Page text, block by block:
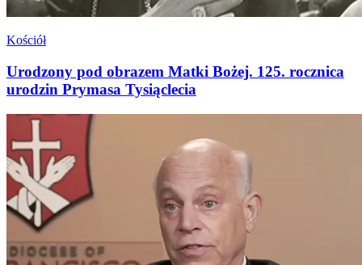
Kościół
Urodzony pod obrazem Matki Bożej. 125. rocznica
urodzin Prymasa Tysiąclecia